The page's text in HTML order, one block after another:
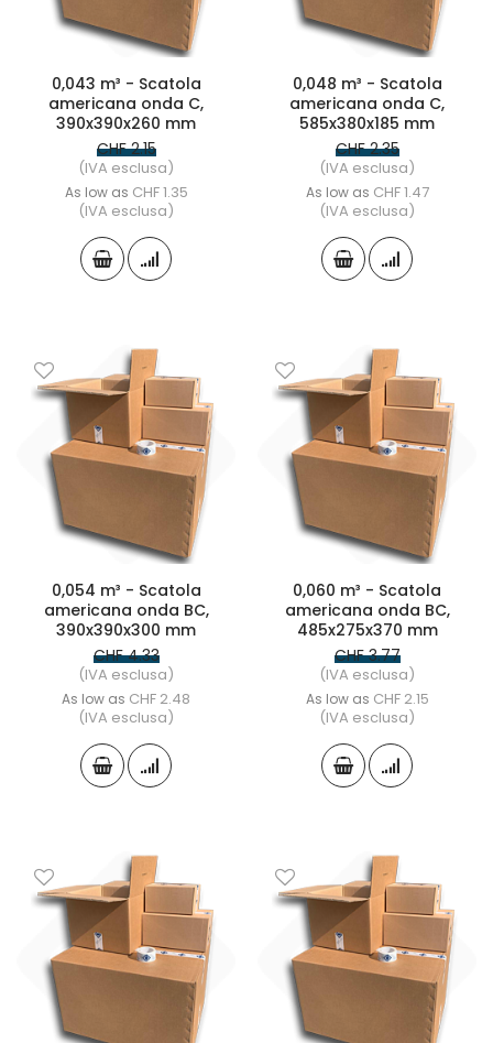
0,043 m³ - Scatola
americana onda C,
390x390x260 mm
CHF 2.15
(IVA esclusa)
As low as CHF 1.35
(IVA esclusa)
0,048 m³ - Scatola
americana onda C,
585x380x185 mm
CHF 2.35
(IVA esclusa)
As low as CHF 1.47
(IVA esclusa)
0,054 m³ - Scatola
americana onda BC,
390x390x300 mm
CHF 4.33
(IVA esclusa)
As low as CHF 2.48
(IVA esclusa)
0,060 m³ - Scatola
americana onda BC,
485x275x370 mm
CHF 3.77
(IVA esclusa)
As low as CHF 2.15
(IVA esclusa)